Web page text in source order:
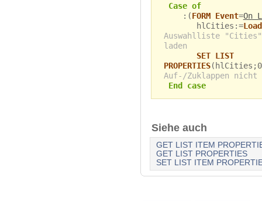
Case of
:(FORM Event=On
hlCities:=
Auswahlliste
laden
SET LIST
PROPERTIES
Auf-/Zuklappen nicht
End case
Siehe auch
GET LIST ITEM
GET LIST PROPERTIES
SET LIST ITEM